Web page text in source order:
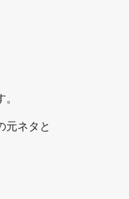
元ネタと